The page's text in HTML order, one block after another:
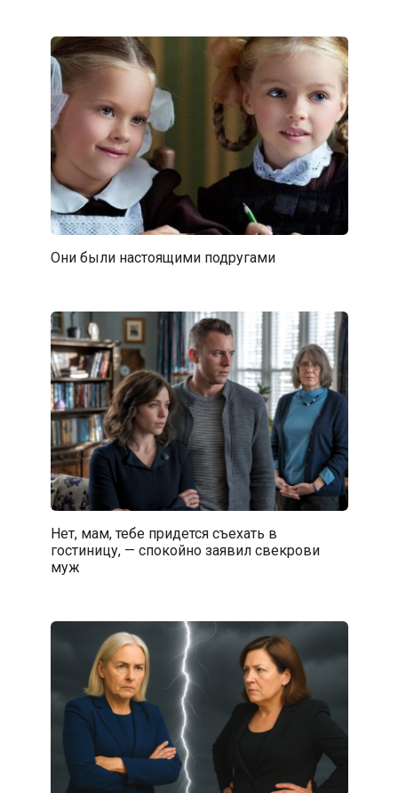
Они были настоящими подругами
Нет, мам, тебе придется съехать в
гостиницу, — спокойно заявил свекрови
муж